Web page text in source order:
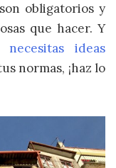
obligatorios y
que hacer. Y
necesitas ideas
normas, ¡haz lo